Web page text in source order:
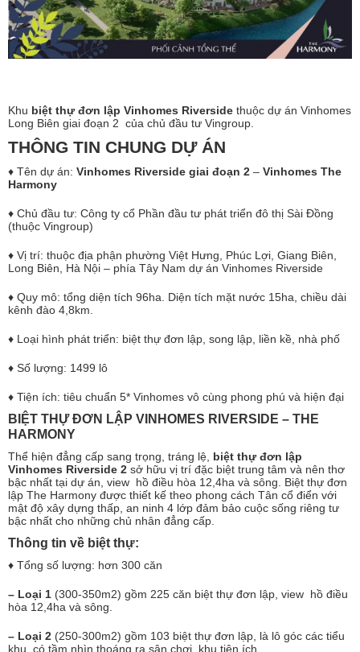
Khu biệt thự đơn lập Vinhomes Riverside thuộc dự án Vinhomes
Long Biên giai đoạn 2 của chủ đầu tư Vingroup.
THÔNG TIN CHUNG DỰ ÁN
♦ Tên dự án: Vinhomes Riverside giai đoạn 2 – Vinhomes The
Harmony
♦ Chủ đầu tư: Công ty cổ Phần đầu tư phát triển đô thị Sài Đồng
(thuộc Vingroup)
♦ Vị trí: thuộc địa phận phường Việt Hưng, Phúc Lợi, Giang Biên,
Long Biên, Hà Nội – phía Tây Nam dự án Vinhomes Riverside
♦ Quy mô: tổng diện tích 96ha. Diện tích mặt nước 15ha, chiều dài
kênh đào 4,8km.
♦ Loại hình phát triển: biệt thự đơn lập, song lập, liền kề, nhà phố
♦ Số lượng: 1499 lô
♦ Tiện ích: tiêu chuẩn 5* Vinhomes vô cùng phong phú và hiện đại
BIỆT THỰ ĐƠN LẬP VINHOMES RIVERSIDE – THE
HARMONY
Thể hiện đẳng cấp sang trọng, tráng lệ, biệt thự đơn lập
Vinhomes Riverside 2 sở hữu vị trí đặc biệt trung tâm và nên thơ
bậc nhất tại dự án, view hồ điều hòa 12,4ha và sông. Biệt thự đơn
lập The Harmony được thiết kế theo phong cách Tân cổ điển với
mật độ xây dựng thấp, an ninh 4 lớp đảm bảo cuộc sống riêng tư
bậc nhất cho những chủ nhân đẳng cấp.
Thông tin về biệt thự:
♦ Tổng số lượng: hơn 300 căn
– Loại 1 (300-350m2) gồm 225 căn biệt thự đơn lập, view hồ điều
hòa 12,4ha và sông.
– Loại 2 (250-300m2) gồm 103 biệt thự đơn lập, là lô góc các tiểu
khu, có tầm nhìn thoáng ra sân chơi, khu tiện ích.